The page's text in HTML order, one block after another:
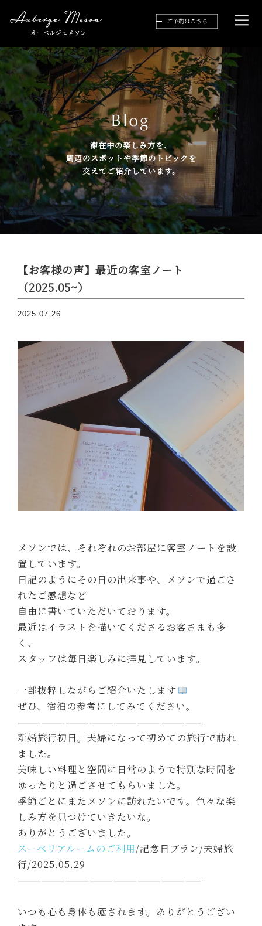
滞在中の楽しみ方を、
周辺のスポットや季節のトピックを
交えてご紹介しています。
【お客様の声】最近の客室ノート
（2025.05~）
2025.07.26
メソンでは、それぞれのお部屋に客室ノートを設
置しています。
日記のようにその日の出来事や、メソンで過ごさ
れたご感想など
自由に書いていただいております。
最近はイラストを描いてくださるお客さまも多
く、
スタッフは毎日楽しみに拝見しています。
一部抜粋しながらご紹介いたします
ぜひ、宿泊の参考にしてみてください。
———————————————————————-
新婚旅行初日。夫婦になって初めての旅行で訪れ
ました。
美味しい料理と空間に日常のようで特別な時間を
ゆったりと過ごさせてもらいました。
季節ごとにまたメソンに訪れたいです。色々な楽
しみ方を見つけていきたいな。
ありがとうございました。
スーペリアルームのご利用/記念日プラン/夫婦旅
行/2025.05.29
———————————————————————-
いつも心も身体も癒されます。ありがとうござい